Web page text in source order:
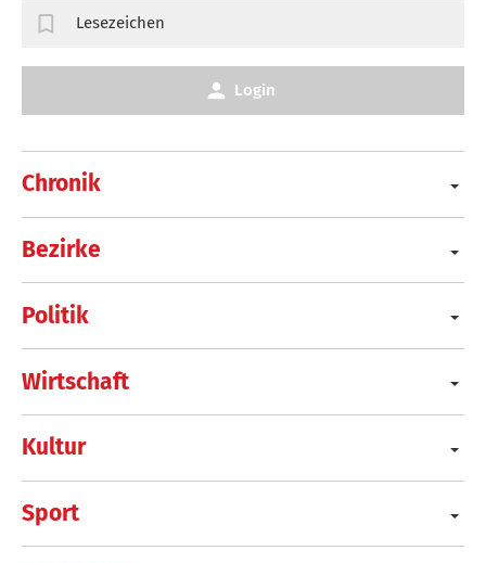
Chronik
Bezirke
Politik
Wirtschaft
Kultur
Sport
Lesezeichen
Login